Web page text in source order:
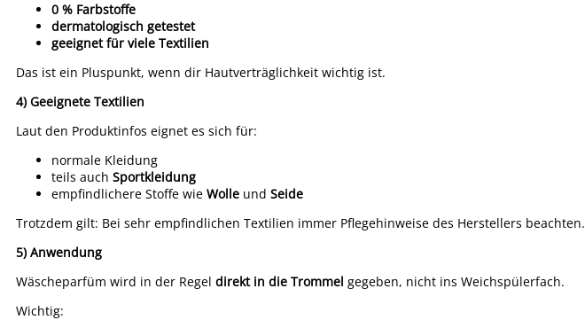
0 % Farbstoffe
dermatologisch getestet
geeignet für viele Textilien
Das ist ein Pluspunkt, wenn dir Hautverträglichkeit wichtig ist.
4) Geeignete Textilien
Laut den Produktinfos eignet es sich für:
normale Kleidung
teils auch Sportkleidung
empfindlichere Stoffe wie Wolle und Seide
Trotzdem gilt: Bei sehr empfindlichen Textilien immer Pflegehinweise des Herstellers beachten.
5) Anwendung
Wäscheparfüm wird in der Regel direkt in die Trommel gegeben, nicht ins Weichspülerfach.
Wichtig: